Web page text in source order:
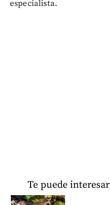
especialista.
Te puede interesar